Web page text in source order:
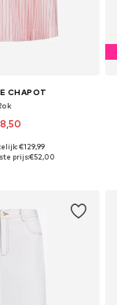
CHAPOT
36, 38, 40, 42, 44
€129,99
prijs:€52,00